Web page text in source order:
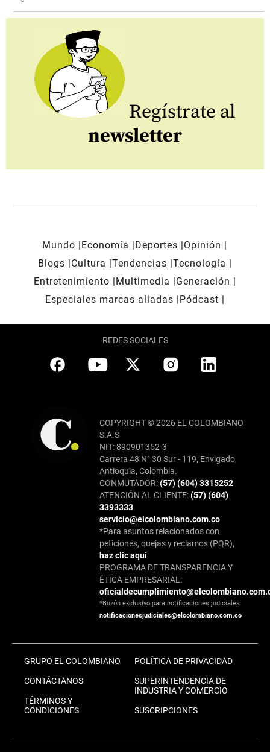
Regístrate al
newsletter
Mundo Economía Deportes
Opinión
Blogs
Cultura Tendencias Tecnología
Entretenimiento
Multimedia
Generación
Especiales marcas aliadas
Pódcast
REDES SOCIALES
COPYRIGHT © 2026 EL COLOMBIANO
S.A.S
NIT: 890901352-3
Carrera 48 N° 30 Sur - 119, Envigado,
Antioquia, Colombia.
CONMUTADOR:(57) (604) 3315252
ATENCIÓN AL CLIENTE:(57) (604)
3393333
servicio@elcolombiano.com.co
*Para asuntos relacionados con
peticiones, quejas y reclamos (PQR),
haz clic aquí
PROGRAMA DE TRANSPARENCIA Y
ÉTICA EMPRESARIAL:
*Buzón exclusivo para notificaciones judiciales:
notificacionesjudiciales@elcolombiano.com.co
GRUPO EL COLOMBIANO
CONTÁCTANOS
TÉRMINOS Y
CONDICIONES
POLÍTICA DE PRIVACIDAD
SUPERINTENDENCIA DE
INDUSTRIA Y COMERCIO
SUSCRIPCIONES